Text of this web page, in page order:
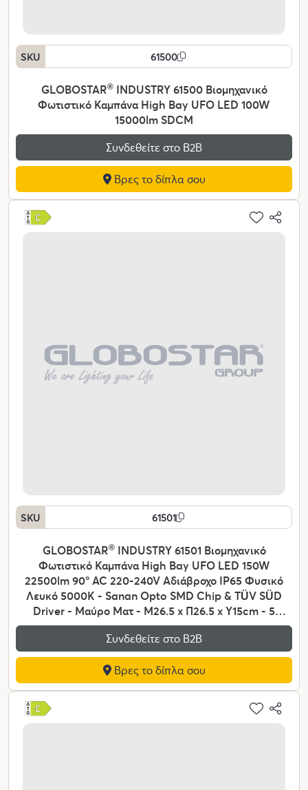
SKU 61500
GLOBOSTAR®INDUSTRY 61500 Βιομηχανικό
Φωτιστικό Καμπάνα High Bay UFO LED 100W
15000lm SDCM
Συνδεθείτε στο Β2Β
Βρες το δίπλα σου
SKU 61501
GLOBOSTAR®INDUSTRY 61501 Βιομηχανικό
Φωτιστικό Καμπάνα High Bay UFO LED 150W
22500lm 90° AC 220-240V Αδιάβροχο IP65 Φυσικό
Λευκό 5000K - Sanan Opto SMD Chip & TÜV SÜD
Driver - Μαύρο Ματ - Μ26.5 x Π26.5 x Υ15cm - 5
Χρόνια Εγγύηση
Συνδεθείτε στο Β2Β
Βρες το δίπλα σου